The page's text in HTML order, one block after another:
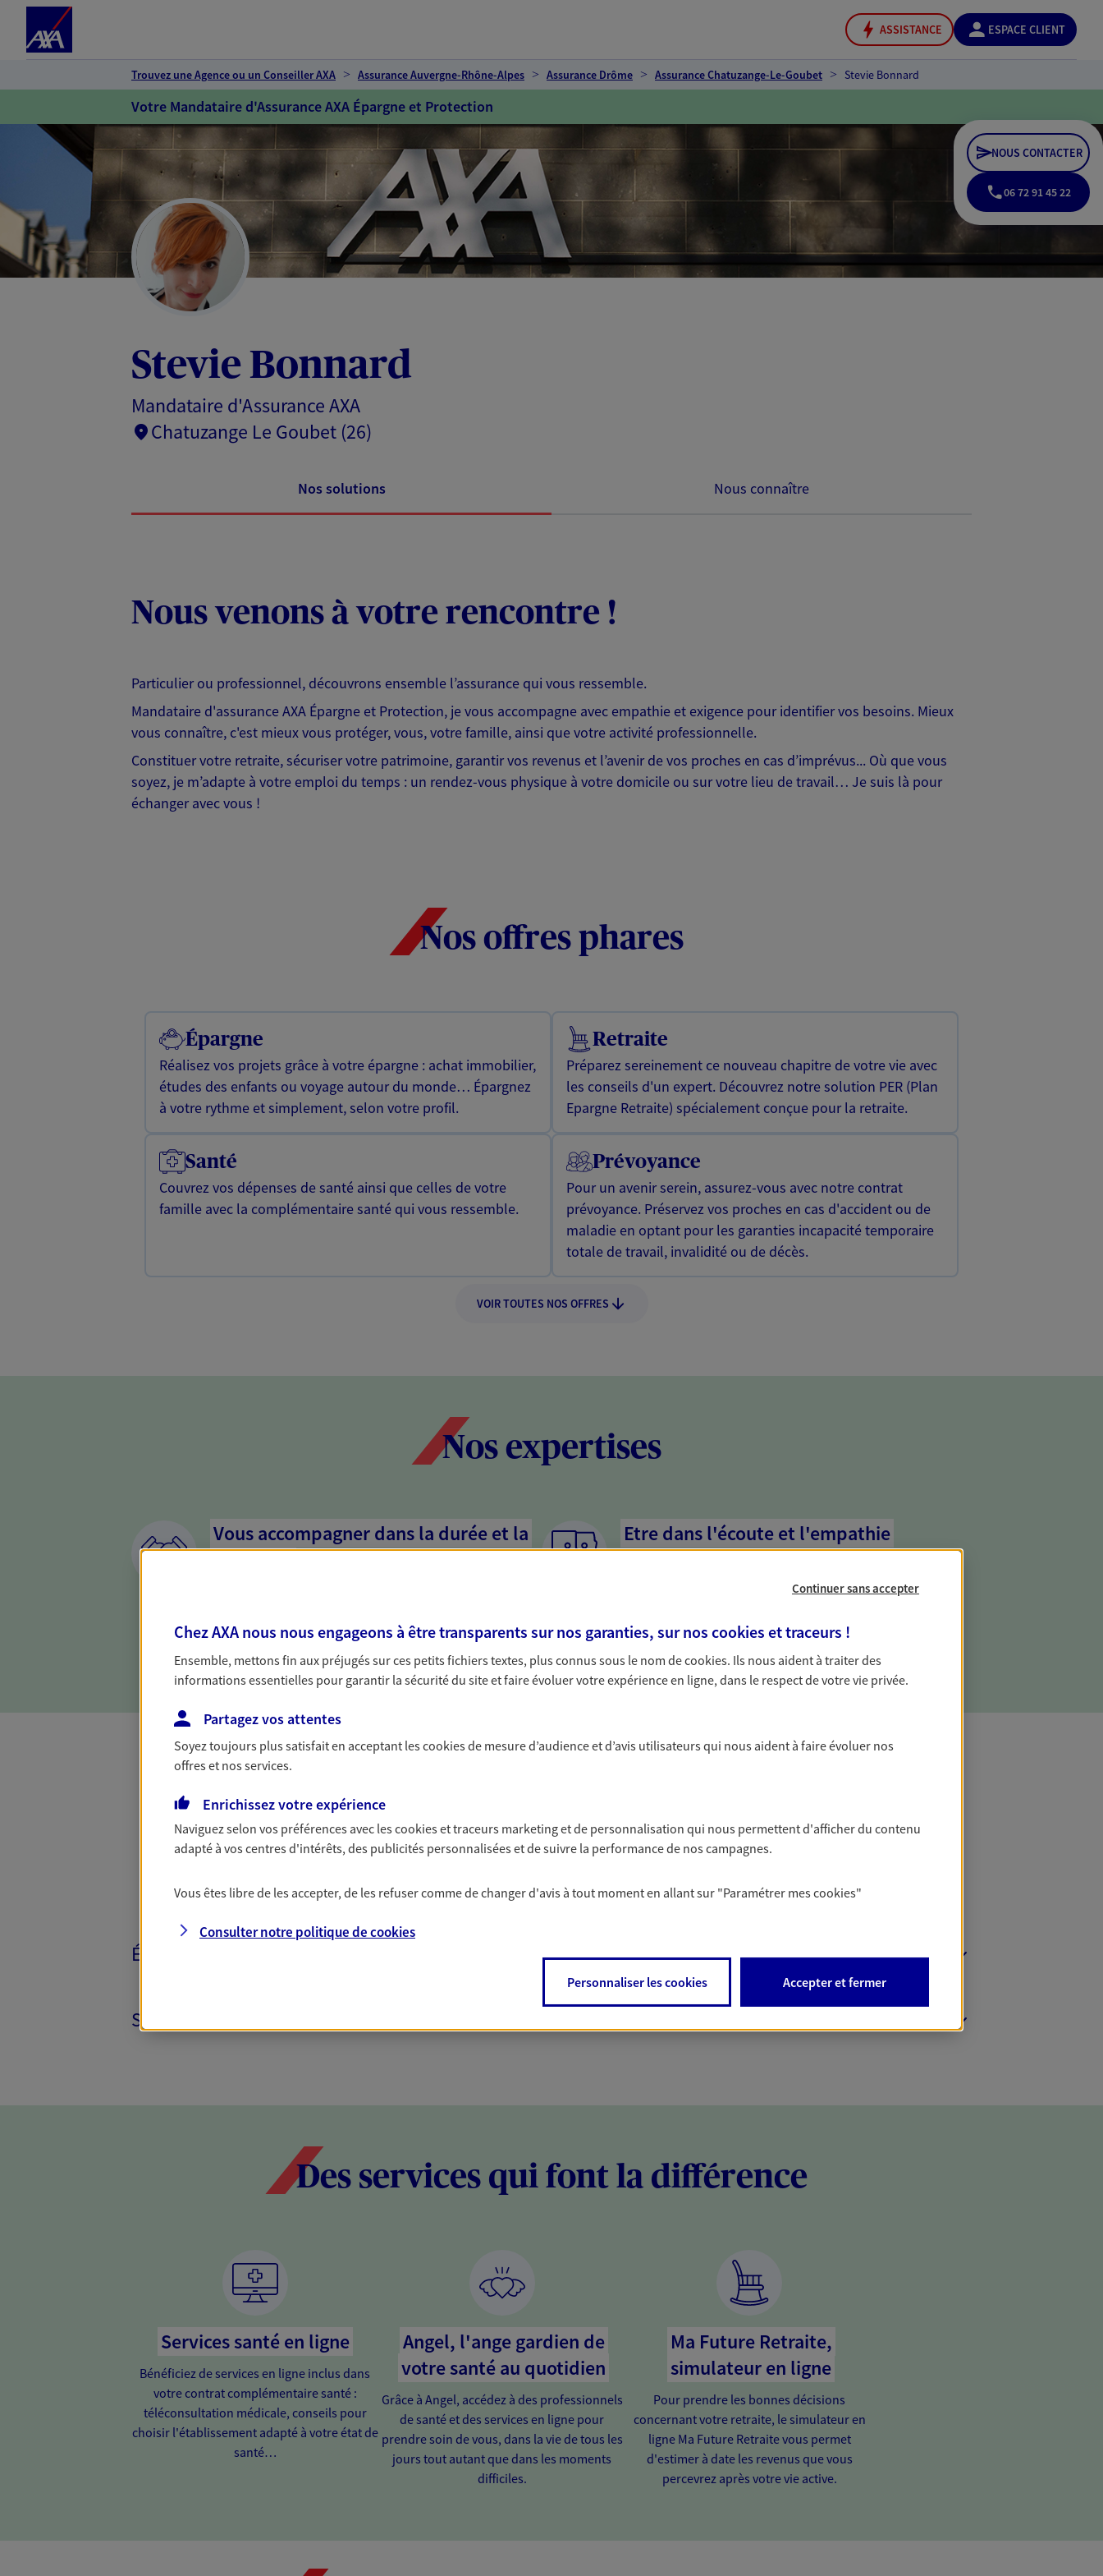
ASSISTANCE ESPACE CLIENT
Trouvez une Agence ou un Conseiller AXA Assurance Auvergne-Rhône-Alpes Assurance Drôme Assurance Chatuzange-Le-Goubet Stevie Bonnard
Votre Mandataire d'Assurance AXA Épargne et Protection
Stevie Bonnard
Mandataire d'Assurance AXA
Chatuzange Le Goubet (26)
NOUS CONTACTER
06 72 91 45 22
Nos solutions Nous connaître
Nous venons à votre rencontre !
Particulier ou professionnel, découvrons ensemble l’assurance qui vous ressemble.
Mandataire d'assurance AXA Épargne et Protection, je vous accompagne avec empathie et exigence pour identifier vos besoins. Mieux
vous connaître, c'est mieux vous protéger, vous, votre famille, ainsi que votre activité professionnelle.
Constituer votre retraite, sécuriser votre patrimoine, garantir vos revenus et l’avenir de vos proches en cas d’imprévus... Où que vous
soyez, je m’adapte à votre emploi du temps : un rendez-vous physique à votre domicile ou sur votre lieu de travail… Je suis là pour
échanger avec vous !
Nos offres phares
Épargne
Réalisez vos projets grâce à votre épargne : achat immobilier,
études des enfants ou voyage autour du monde… Épargnez
à votre rythme et simplement, selon votre profil.
Retraite
Préparez sereinement ce nouveau chapitre de votre vie avec
les conseils d'un expert. Découvrez notre solution PER (Plan
Epargne Retraite) spécialement conçue pour la retraite.
Santé
Couvrez vos dépenses de santé ainsi que celles de votre
famille avec la complémentaire santé qui vous ressemble.
Prévoyance
Pour un avenir serein, assurez-vous avec notre contrat
prévoyance. Préservez vos proches en cas d'accident ou de
maladie en optant pour les garanties incapacité temporaire
totale de travail, invalidité ou de décès.
VOIR TOUTES NOS OFFRES
Nos expertises
Vous accompagner dans la durée et la
confiance
la confiance et la proximité. C'est en apprenant à vous
Etre dans l'écoute et l'empathie
mandataires mettent l'empathie au cœur de leurs échanges
en cas de difficultés.
ÉPARGNE ET RETRAITE
SANTÉ ET PRÉVOYANCE
Des services qui font la différence
Services santé en ligne
Bénéficiez de services en ligne inclus dans
votre contrat complémentaire santé :
téléconsultation médicale, conseils pour
choisir l'établissement adapté à votre état de
santé…
Angel, l'ange gardien de
votre santé au quotidien
Grâce à Angel, accédez à des professionnels
de santé et des services en ligne pour
prendre soin de vous, dans la vie de tous les
jours tout autant que dans les moments
difficiles.
Ma Future Retraite,
simulateur en ligne
Pour prendre les bonnes décisions
concernant votre retraite, le simulateur en
ligne Ma Future Retraite vous permet
d'estimer à date les revenus que vous
percevrez après votre vie active.
Continuer sans accepter
Chez AXA nous nous engageons à être transparents sur nos garanties, sur nos cookies et traceurs !
Ensemble, mettons fin aux préjugés sur ces petits fichiers textes, plus connus sous le nom decookies. Ils nous aident à traiter des
informations essentielles pour garantir la sécurité du site et faire évoluer votre expérience en ligne, dans le respect de votre vie privée.
Partagez vos attentes
Soyez toujours plus satisfait en acceptant lescookiesde mesure d’audience et d’avis utilisateurs qui nous aident à faire évoluer nos
offres et nos services.
Enrichissez votre expérience
Naviguez selon vos préférences avec lescookies et traceurs marketing et de personnalisation qui nous permettent d'afficher du contenu
adapté à vos centres d'intérêts, des publicités personnalisées et de suivre la performance de nos campagnes.
Vous êtes libre de les accepter, de les refuser comme de changer d'avis à tout moment en allant sur "Paramétrer mescookies"
Consulter notre politique decookies
Personnaliser les cookies Accepter et fermer